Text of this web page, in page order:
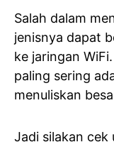
Salah dalam
jenisnya dapat
ke jaringan
paling sering
menuliskan
Jadi silakan cek